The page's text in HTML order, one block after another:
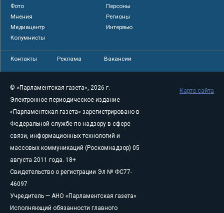
Фото
Персоны
Мнения
Регионы
Медиацентр
Интервью
Колумнисты
Контакты Реклама Вакансии
© «Парламентская газета», 2026 г.
Электронное периодическое издание
«Парламентская газета» зарегистрировано в
Федеральной службе по надзору в сфере
связи, информационных технологий и
массовых коммуникаций (Роскомнадзор) 05
августа 2011 года. 18+
Свидетельство о регистрации Эл № ФС77-
46097
Учредитель — АНО «Парламентская газета»
Исполняющий обязанности главного
Карта сайта